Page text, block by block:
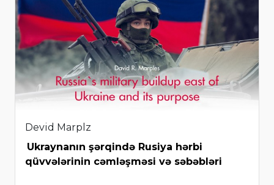
Devid Marplz
Ukraynanın şərqində Rusiya hərbi
qüvvələrinin cəmləşməsi və səbəbləri